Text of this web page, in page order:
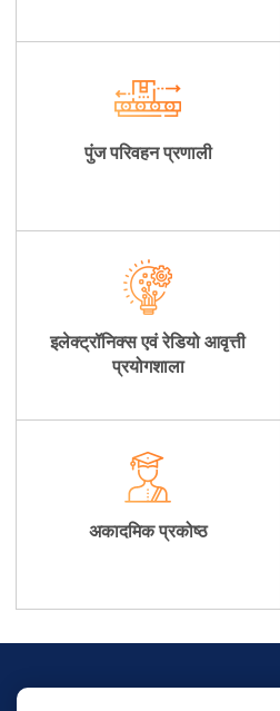
पुंज परिवहन प्रणाली
इलेक्ट्रॉनिक्स एवं रेडियो आवृत्ती
प्रयोगशाला
अकादमिक प्रकोष्ठ